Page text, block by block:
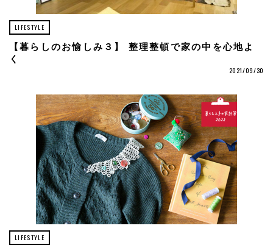
LIFESTYLE
【暮らしのお愉しみ３】 整理整頓で家の中を心地よ
く
2021/09/30
LIFESTYLE